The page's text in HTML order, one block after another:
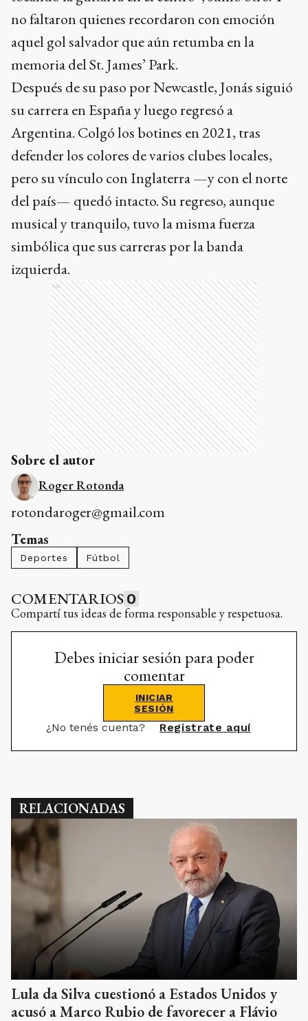
no faltaron quienes recordaron con emoción
aquel gol salvador que aún retumba en la
memoria del St. James’ Park.
Después de su paso por Newcastle, Jonás siguió
su carrera en España y luego regresó a
Argentina. Colgó los botines en 2021, tras
defender los colores de varios clubes locales,
pero su vínculo con Inglaterra —y con el norte
del país— quedó intacto. Su regreso, aunque
musical y tranquilo, tuvo la misma fuerza
simbólica que sus carreras por la banda
izquierda.
Ads
Sobre el autor
Roger Rotonda
rotondaroger@gmail.com
Temas
Deportes Fútbol
COMENTARIOS 0
Compartí tus ideas de forma responsable y respetuosa.
Debes iniciar sesión para poder
comentar
INICIAR
SESIÓN
¿No tenés cuenta? Registrate aquí
RELACIONADAS
Lula da Silva cuestionó a Estados Unidos y
acusó a Marco Rubio de favorecer a Flávio